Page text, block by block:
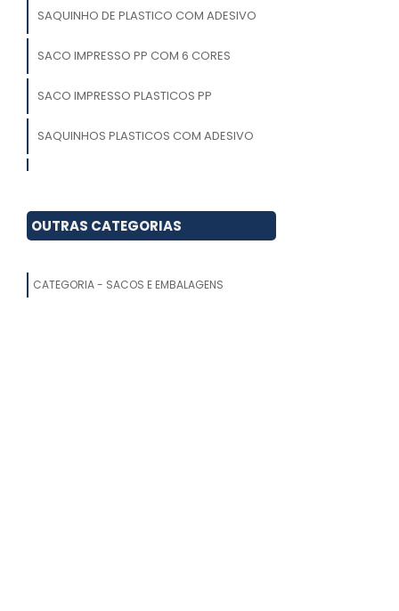
SAQUINHO DE PLASTICO COM ADESIVO
SACO IMPRESSO PP COM 6 CORES
SACO IMPRESSO PLASTICOS PP
SAQUINHOS PLASTICOS COM ADESIVO
SACOLAS PLASTICAS PRECO MILHEIRO
OUTRAS CATEGORIAS
CATEGORIA - SACOS E EMBALAGENS